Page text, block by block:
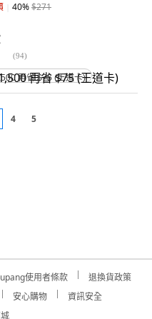
40%$271
(94)
再省 $75 (王道卡)
4 5
使用者條款
退換貨政策
安心購物
資訊安全